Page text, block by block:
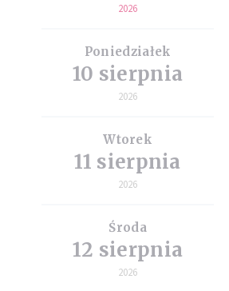
2026
Poniedziałek
10 sierpnia
2026
Wtorek
11 sierpnia
2026
Środa
12 sierpnia
2026